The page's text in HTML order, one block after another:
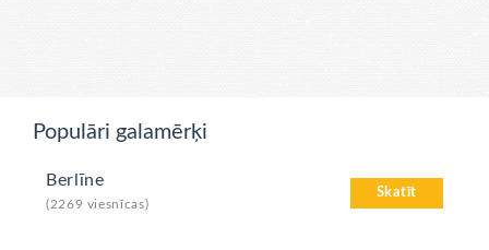
Populāri galamērķi
Skatīt
Berlīne
(2269 viesnīcas)